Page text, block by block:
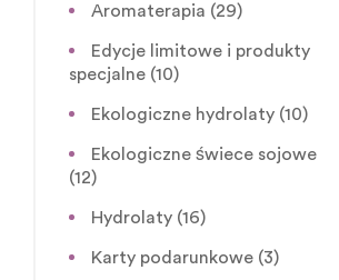
Aromaterapia (29)
Edycje limitowe i produkty
specjalne (10)
Ekologiczne hydrolaty (10)
Ekologiczne świece sojowe
(12)
Hydrolaty (16)
Karty podarunkowe (3)